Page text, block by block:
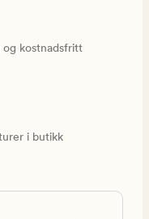
kostnadsfritt
i butikk